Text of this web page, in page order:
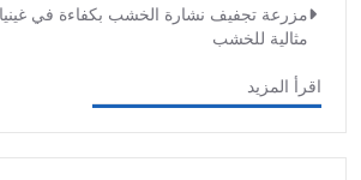
مزرعة تجفيف نشارة الخشب بكفاءة في
مثالية للخشب
اقرأ المزيد